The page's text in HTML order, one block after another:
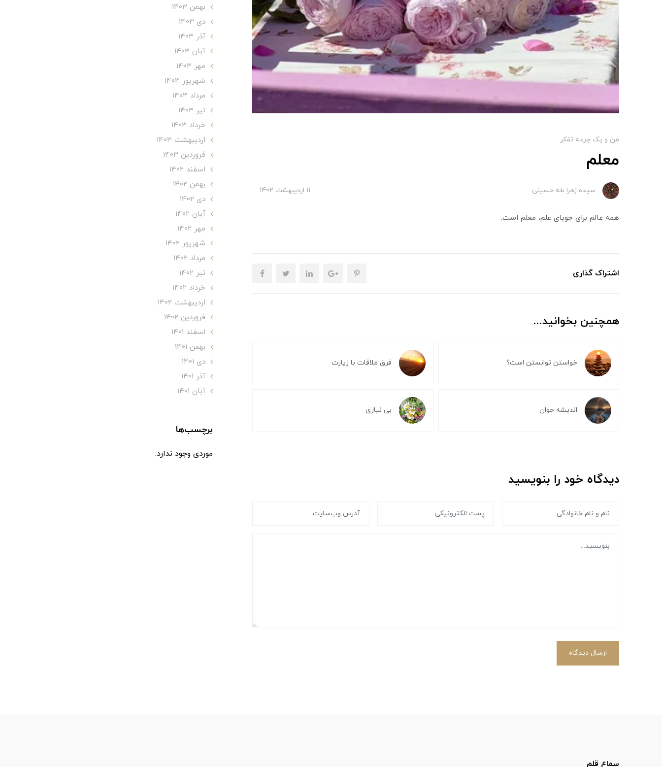
من و یک جرعه تفکر
معلم
سیده زهرا طه حسینی 11 ارديبهشت 1402
همه عالم برای جویای علم، معلم است.
اشتراک گذاری
همچنین بخوانید...
خواستن توانستن است؟ فرق ملاقات با زیارت
اندیشه جوان بی نیازی
دیدگاه خود را بنویسید
ارسال دیدگاه
بهمن 1403
دی 1403
آذر 1403
آبان 1403
مهر 1403
شهریور 1403
مرداد 1403
تير 1403
خرداد 1403
ارديبهشت 1403
فروردین 1403
اسفند 1402
بهمن 1402
دی 1402
آبان 1402
مهر 1402
شهریور 1402
مرداد 1402
تير 1402
خرداد 1402
ارديبهشت 1402
فروردین 1402
اسفند 1401
بهمن 1401
دی 1401
آذر 1401
آبان 1401
برچسب‌ها
موردی وجود ندارد.
سماع قلم